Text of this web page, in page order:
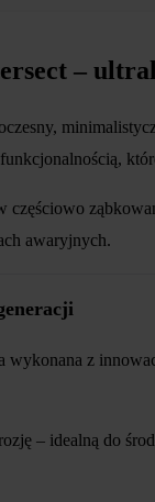
–
częściowo
awaryjnych.
wykonana z
– idealną do